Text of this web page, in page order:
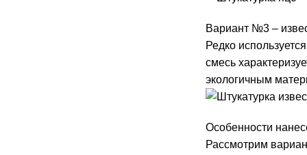
Вариант №3 –
Редко
смесь
экологичным
Особенности
Рассмотрим